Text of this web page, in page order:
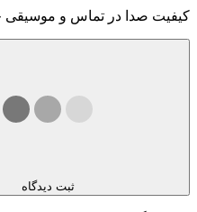
کیفیت صدا در تماس و موسیقی
ثبت دیدگاه